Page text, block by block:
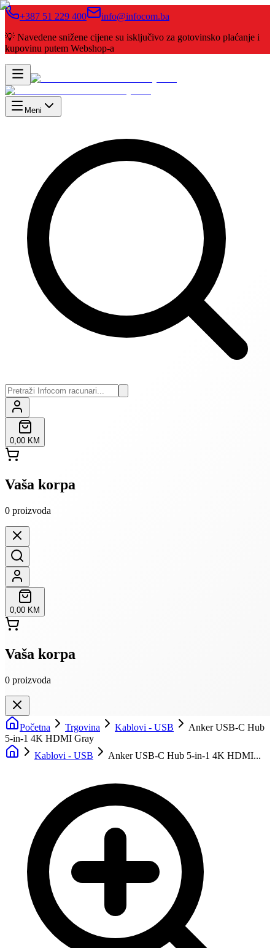
+387 51 229 400
info@infocom.ba
💡 Navedene snižene cijene su isključivo za gotovinsko plaćanje i
kupovinu putem Webshop-a
Meni
0,00 KM
Vaša korpa
0 proizvoda
0,00 KM
Vaša korpa
0 proizvoda
Početna Trgovina Kablovi - USB
Anker USB-C Hub
5-in-1 4K HDMI Gray
Kablovi - USB
Anker USB-C Hub 5-in-1 4K HDMI...